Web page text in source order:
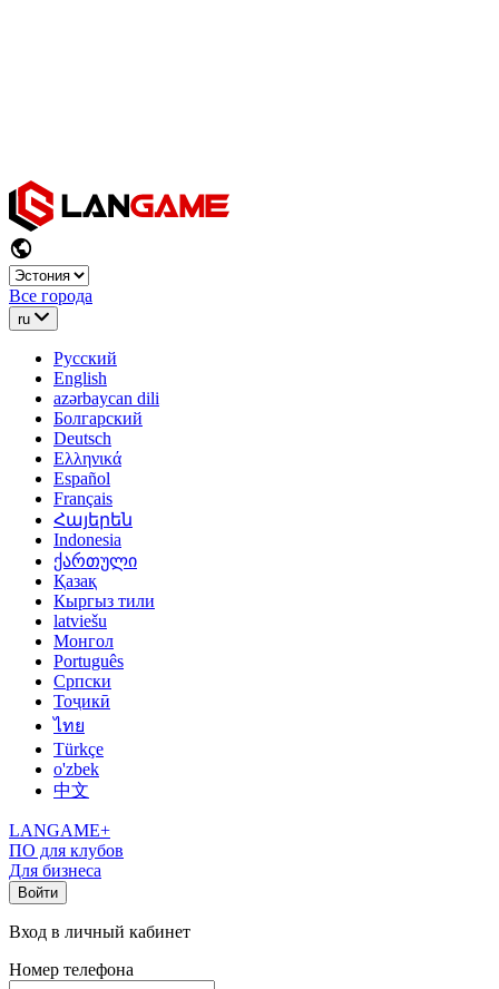
Все города
ru
Русский
English
azərbaycan dili
Болгарский
Deutsch
Ελληνικά
Español
Français
Հայերեն
Indonesia
ქართული
Қазақ
Кыргыз тили
latviešu
Монгол
Português
Српски
Тоҷикӣ
ไทย
Türkçe
o'zbek
中文
LANGAME+
ПО для клубов
Для бизнеса
Войти
Вход в личный кабинет
Номер телефона